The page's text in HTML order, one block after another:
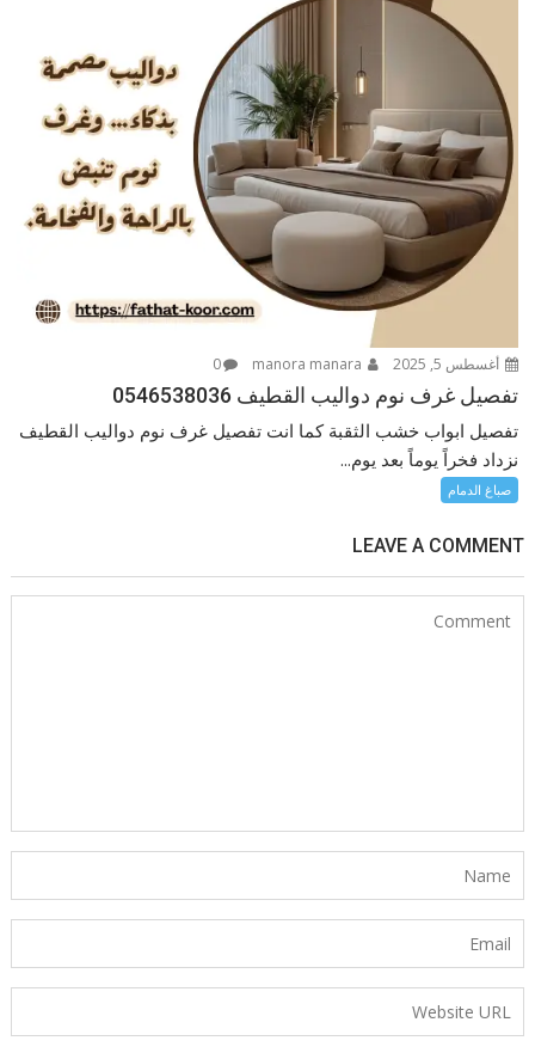
أغسطس 5, 2025 0
تفصيل غرف نوم دواليب القطيف 0546538036
تفصيل ابواب خشب الثقبة كما انت تفصيل غرف نوم دواليب القطيف
نزداد فخراً يوماً بعد يوم...
صباغ الدمام
LEAVE A COMMENT